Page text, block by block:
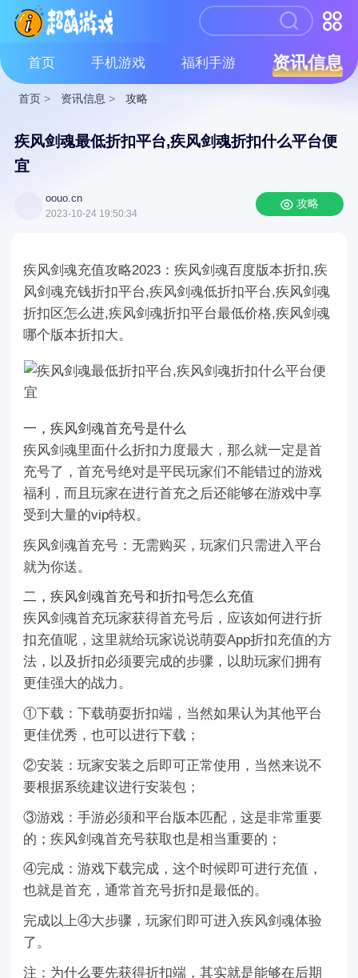
首页 手机游戏 福利手游 资讯信息
首页 > 资讯信息 > 攻略
疾风剑魂最低折扣平台,疾风剑魂折扣什么平台便
宜
oouo.cn
2023-10-24 19:50:34
攻略
疾风剑魂充值攻略2023：疾风剑魂百度版本折扣,疾
风剑魂充钱折扣平台,疾风剑魂低折扣平台,疾风剑魂
折扣区怎么进,疾风剑魂折扣平台最低价格,疾风剑魂
哪个版本折扣大。
一，疾风剑魂首充号是什么
疾风剑魂里面什么折扣力度最大，那么就一定是首
充号了，首充号绝对是平民玩家们不能错过的游戏
福利，而且玩家在进行首充之后还能够在游戏中享
受到大量的vip特权。
疾风剑魂首充号：无需购买，玩家们只需进入平台
就为你送。
二，疾风剑魂首充号和折扣号怎么充值
疾风剑魂首充玩家获得首充号后，应该如何进行折
扣充值呢，这里就给玩家说说萌耍App折扣充值的方
法，以及折扣必须要完成的步骤，以助玩家们拥有
更佳强大的战力。
①下载：下载萌耍折扣端，当然如果认为其他平台
更佳优秀，也可以进行下载；
②安装：玩家安装之后即可正常使用，当然来说不
要根据系统建议进行安装包；
③游戏：手游必须和平台版本匹配，这是非常重要
的；疾风剑魂首充号获取也是相当重要的；
④完成：游戏下载完成，这个时候即可进行充值，
也就是首充，通常首充号折扣是最低的。
完成以上④大步骤，玩家们即可进入疾风剑魂体验
了。
注：为什么要先获得折扣端，其实就是能够在后期